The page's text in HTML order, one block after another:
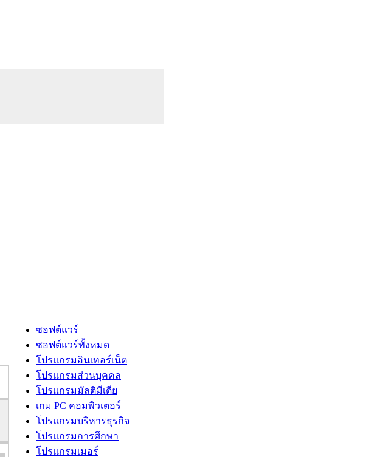
ซอฟต์แวร์
ซอฟต์แวร์ทั้งหมด
โปรแกรมอินเทอร์เน็ต
โปรแกรมส่วนบุคคล
โปรแกรมมัลติมีเดีย
เกม PC คอมพิวเตอร์
โปรแกรมบริหารธุรกิจ
โปรแกรมการศึกษา
โปรแกรมเมอร์